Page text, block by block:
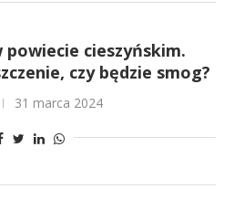
cieszyńskim.
czy będzie smog?
31 marca 2024